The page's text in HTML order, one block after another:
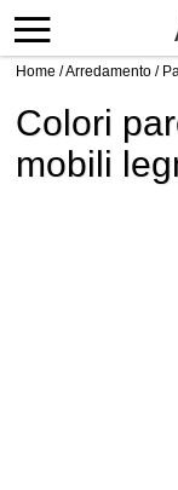
Home /Arredamento /
Colori
mobili